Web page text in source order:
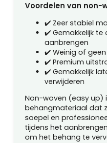
Voordelen van non-
✔️ Zeer stabiel
✔️ Gemakkelijk te
aanbrengen
✔️ Weinig of
✔️ Premium
✔️ Gemakkelijk
verwijderen
Non-woven (easy up)
behangmateriaal dat
soepel en
tijdens het
om het behang te